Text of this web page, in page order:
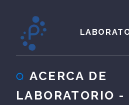
ACERCA DE
LABORATORIO -